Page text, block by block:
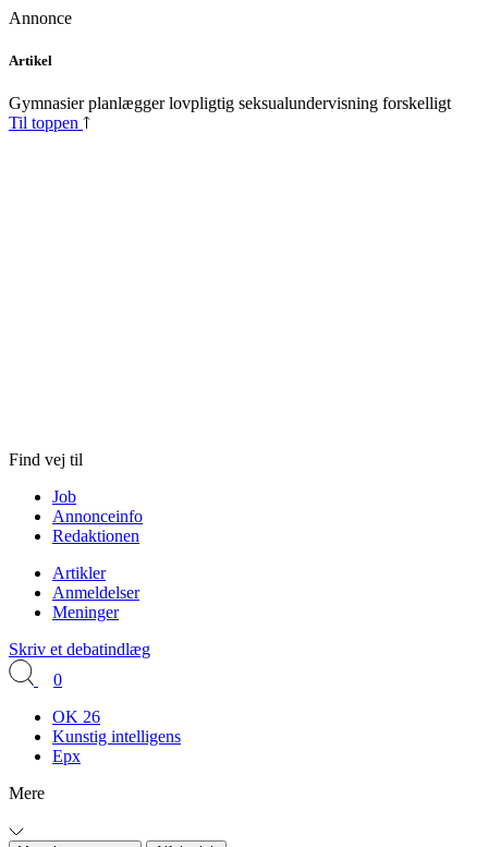
Annonce
Skip
content
Artikel
Gymnasier planlægger lovpligtig seksualundervisning forskelligt
Til toppen
Find vej til
Job
Annonceinfo
Redaktionen
Artikler
Anmeldelser
Meninger
Skriv et debatindlæg
0
OK 26
Kunstig intelligens
Epx
Mere